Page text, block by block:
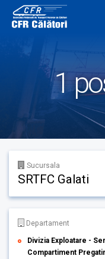
content
1
Sucursala
SRTFC Galati
Departament
Divizia Exploatare -
Compartiment